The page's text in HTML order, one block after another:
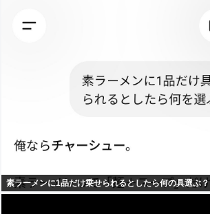
素ラーメンに1品だけ乗せられるとしたら何の具選ぶ？